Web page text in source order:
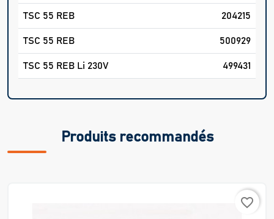
TSC 55 REB 204215
TSC 55 REB 500929
TSC 55 REB Li 230V 499431
Produits recommandés
favorite_border